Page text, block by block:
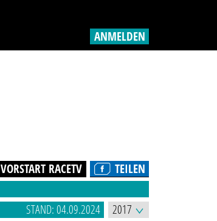
ANMELDEN
TEILEN
VORSTART RACETV
STAND: 04.09.2024